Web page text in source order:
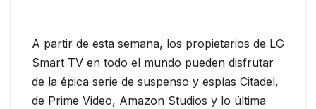
A partir de esta semana, los propietarios de LG
Smart TV en todo el mundo pueden disfrutar
de la épica serie de suspenso y espías Citadel,
de Prime Video, Amazon Studios y lo última